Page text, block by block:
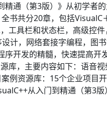
精通（第3版）》从初学
书共分20章，包括
工具栏和状态栏，高级控
计，网络套接字编程，图
开发的精髓，快速提高
库，主要内容如下：语音
例资源库：15个企业项
从入门到精通（第3